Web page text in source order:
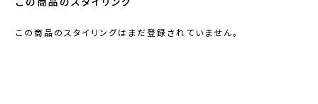
この商品のスタイリング
この商品のスタイリングはまだ登録されていません。